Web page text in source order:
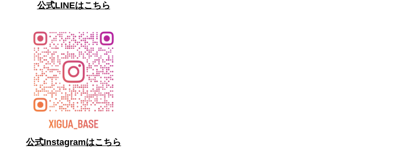
公式LINEはこちら
公式Instagramはこちら